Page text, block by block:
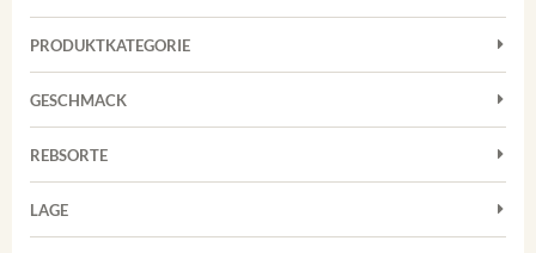
PRODUKTKATEGORIE
Cuvées
Rosé
Weißwein
GESCHMACK
Trocken
REBSORTE
Chardonnay
LAGE
Achkarrer Schlossberg